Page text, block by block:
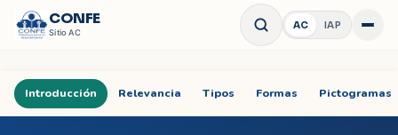
CONFE
SitioAC
AC IAP Abrir
Introducción Relevancia Tipos Formas Pictogramas